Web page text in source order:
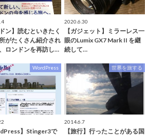
ドン】読むといきたく
がたくさん紹介され
ロンドンを再訪し…
2020.6.30
【ガジェット】ミラーレス一
眼のLumix GX7 Mark II を継
続して…
WordPress
】Stinger3で
世界を旅する
2014.6.7
【旅行】行ったことがある国